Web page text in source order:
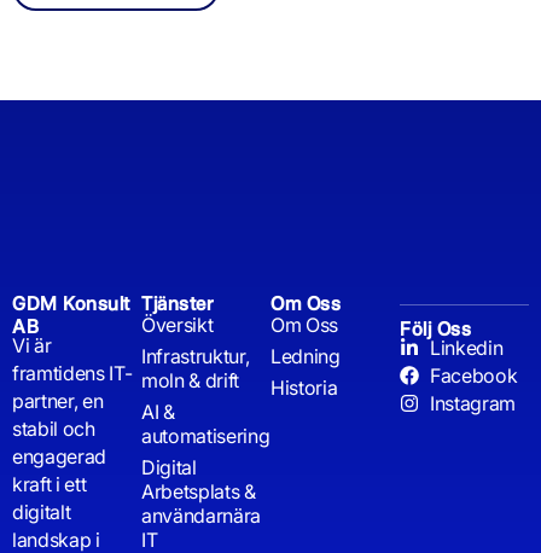
GDM Konsult
AB
Vi är
framtidens IT-
partner, en
stabil och
engagerad
kraft i ett
digitalt
landskap i
Tjänster
Översikt
Infrastruktur,
moln & drift
AI &
automatisering
Digital
Arbetsplats &
användarnära
IT
Om Oss
Om Oss
Ledning
Historia
Följ Oss
Linkedin
Facebook
Instagram